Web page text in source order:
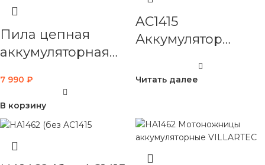
Пила цепная
аккумуляторная
7 990 ₽
В корзину
AC1415
Аккумулятор
VILLARTEC
Читать далее